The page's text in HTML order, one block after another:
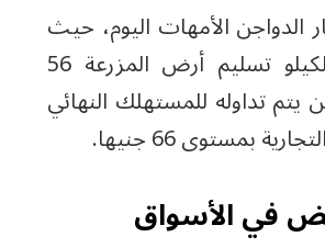
الأمهات اليوم، حيث
سجل سعر الكيلو تسليم أرض المزرعة 56
يتم تداوله للمستهلك النهائي
بمستوى 66 جنيها.
في الأسواق